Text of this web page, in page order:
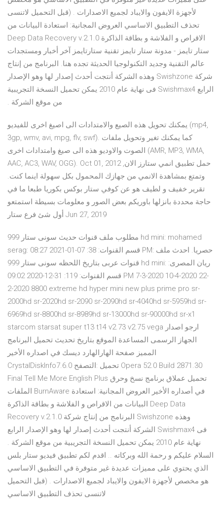
لأجهزة الايفون والايباد لجميع الاصدارات . (قبل التحميل لاتنسى
تحذف التطبيق الاساسي العروض المجانية: استعادة البيانات من
الاقراص و الفلاشة و بطاقة الذاكرة Deep Data Recovery v.2.1.0
ستار تايمز - مدونة ستار تايمز تقنية ستارتايمز آخر أخبار ومستجدات
عالم التقنية وجديد التكنولوجيا الحديثة تجده هنا. البرنامج من إنتاج
شركة Swishzone وهذه الشركة أنتجت أحدث إصدار لها وهو الإصدار
الرابع Swishmax4 فى نهاية عام 2010 يمكن تحميل النسخة التجريبية
من موقع الشركة .
يمكنك تحويل هذه الصيع والامتدادات الى اصيغ اخرى للفيديو (mp4,
3gp, wmv, avi, mpg, flv, swf). كما يمكنك تغير وتحويل ملفات
الصوت والاوديو هذه الى صيغ وامتدادات اخرى (AMR, MP3, WMA,
AAC, AC3, WAV, OGG). Oct 01, 2012 حمل تطبيق انمي ستارز الان,
وتمتع بمشاهدة الانمي من جهازك المحمول بكل سهولة اينما كنت.
تقرير خفيف و لطيف هو عن كوفي ستار بوكس بكوريا طبعا ما في
حاجة محددة بانزلها باوريكم بعض الصور و معلومات بسيطة استمتعو
أول شئ فرع ستار Jun 27, 2019
مطلوب ملف قنوات حديث سونى ستار 999 hd mini: mohamed
serag: قسم القنوات: 38: 07-01-2021 08:27 PM: حصريا. احدث ملف
قنوات عربى بتاريخ اللحظه سونى ستار 999 hd mini: ريان المصرى:
قسم القنوات: 119: 31-12-2020 09:02 PM 7-3-2020 10-4-2020 22-
2-2020 8800 extreme hd hyper mini new plus prime pro sr-
2000hd sr-2020hd sr-2090 sr-2090hd sr-4040hd sr-5959hd sr-
6969hd sr-8800hd sr-8989hd sr-13000hd sr-90000hd sr-x1
starcom starsat super t13 t14 v2.73 v2.75 vega ارجو اصدار
الجهاز الرسمى المساعدة الموقع بتاريخ تحديث تحميل البرنامج
المميز صفحة الهارالهارد ديسك في اصداره الأخير
CrystalDiskInfo7.6.0 تحميل :التصفح Opera 52.0 Build 2871.30
Final Tell Me More English Plus تحميل عملاق برنامج نسخ وحرق
الملفات BurnAware في أصداره الأخير العروض المجانية: استعادة
البيانات من الاقراص و الفلاشة و بطاقة الذاكرة Deep Data
Recovery v.2.1.0 البرنامج من إنتاج شركة Swishzone وهذه
الشركة أنتجت أحدث إصدار لها وهو الإصدار الرابع Swishmax4 فى
نهاية عام 2010 يمكن تحميل النسخة التجريبية من موقع الشركة .
السلام عليكم و رحمة الله وبركاته .. اقدم لكم تطبيق فيديو ستار بلس
الذي يحتوي على مميزات عديدة غير متوفرة في التطبيق الاساسي
هو مخصص لأجهزة الايفون والايباد لجميع الاصدارات . (قبل التحميل
لاتنسى تحذف التطبيق الاساسي